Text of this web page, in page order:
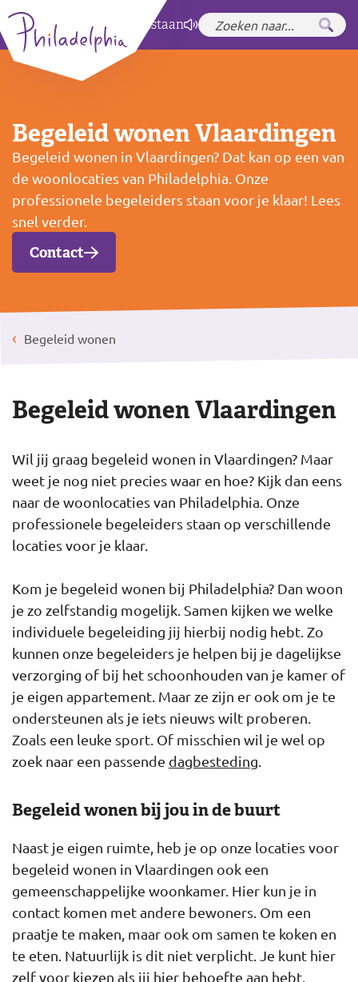
Zet hoog contrastaan
Begeleid wonen Vlaardingen
Begeleid wonen in Vlaardingen? Dat kan op een van
de woonlocaties van Philadelphia. Onze
professionele begeleiders staan voor je klaar! Lees
snel verder.
Contact
Begeleid wonen
Begeleid wonen Vlaardingen
Wil jij graag begeleid wonen in Vlaardingen? Maar
weet je nog niet precies waar en hoe? Kijk dan eens
naar de woonlocaties van Philadelphia. Onze
professionele begeleiders staan op verschillende
locaties voor je klaar.
Kom je begeleid wonen bij Philadelphia? Dan woon
je zo zelfstandig mogelijk. Samen kijken we welke
individuele begeleiding jij hierbij nodig hebt. Zo
kunnen onze begeleiders je helpen bij je dagelijkse
verzorging of bij het schoonhouden van je kamer of
je eigen appartement. Maar ze zijn er ook om je te
ondersteunen als je iets nieuws wilt proberen.
Zoals een leuke sport. Of misschien wil je wel op
zoek naar een passende dagbesteding
Begeleid wonen bij jou in de buurt
Naast je eigen ruimte, heb je op onze locaties voor
begeleid wonen in Vlaardingen ook een
gemeenschappelijke woonkamer. Hier kun je in
contact komen met andere bewoners. Om een
praatje te maken, maar ook om samen te koken en
te eten. Natuurlijk is dit niet verplicht. Je kunt hier
zelf voor kiezen als jij hier behoefte aan hebt.